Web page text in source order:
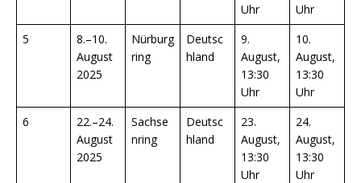
Uhr
Uhr
5
8.–10.
August
2025
Nürburg
ring
Deutsc
hland
9.
August,
13:30
Uhr
10.
August,
13:30
Uhr
6
22.–24.
August
2025
Sachse
nring
Deutsc
hland
23.
August,
13:30
Uhr
24.
August,
13:30
Uhr